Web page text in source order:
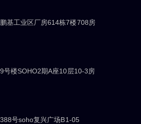
基工业区厂房614栋7楼708房
号楼SOHO2期A座10层10-3房
号soho复兴广场B1-05